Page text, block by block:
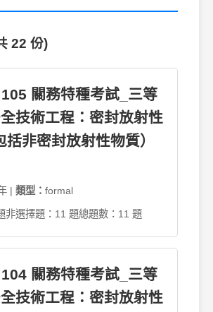
22 份)
關務特種考試_三等
全技術工程：密封放射性
括非密封放射性物質）
| 類型： formal
非選擇題：11 題總題數：11 題
關務特種考試_三等
全技術工程：密封放射性